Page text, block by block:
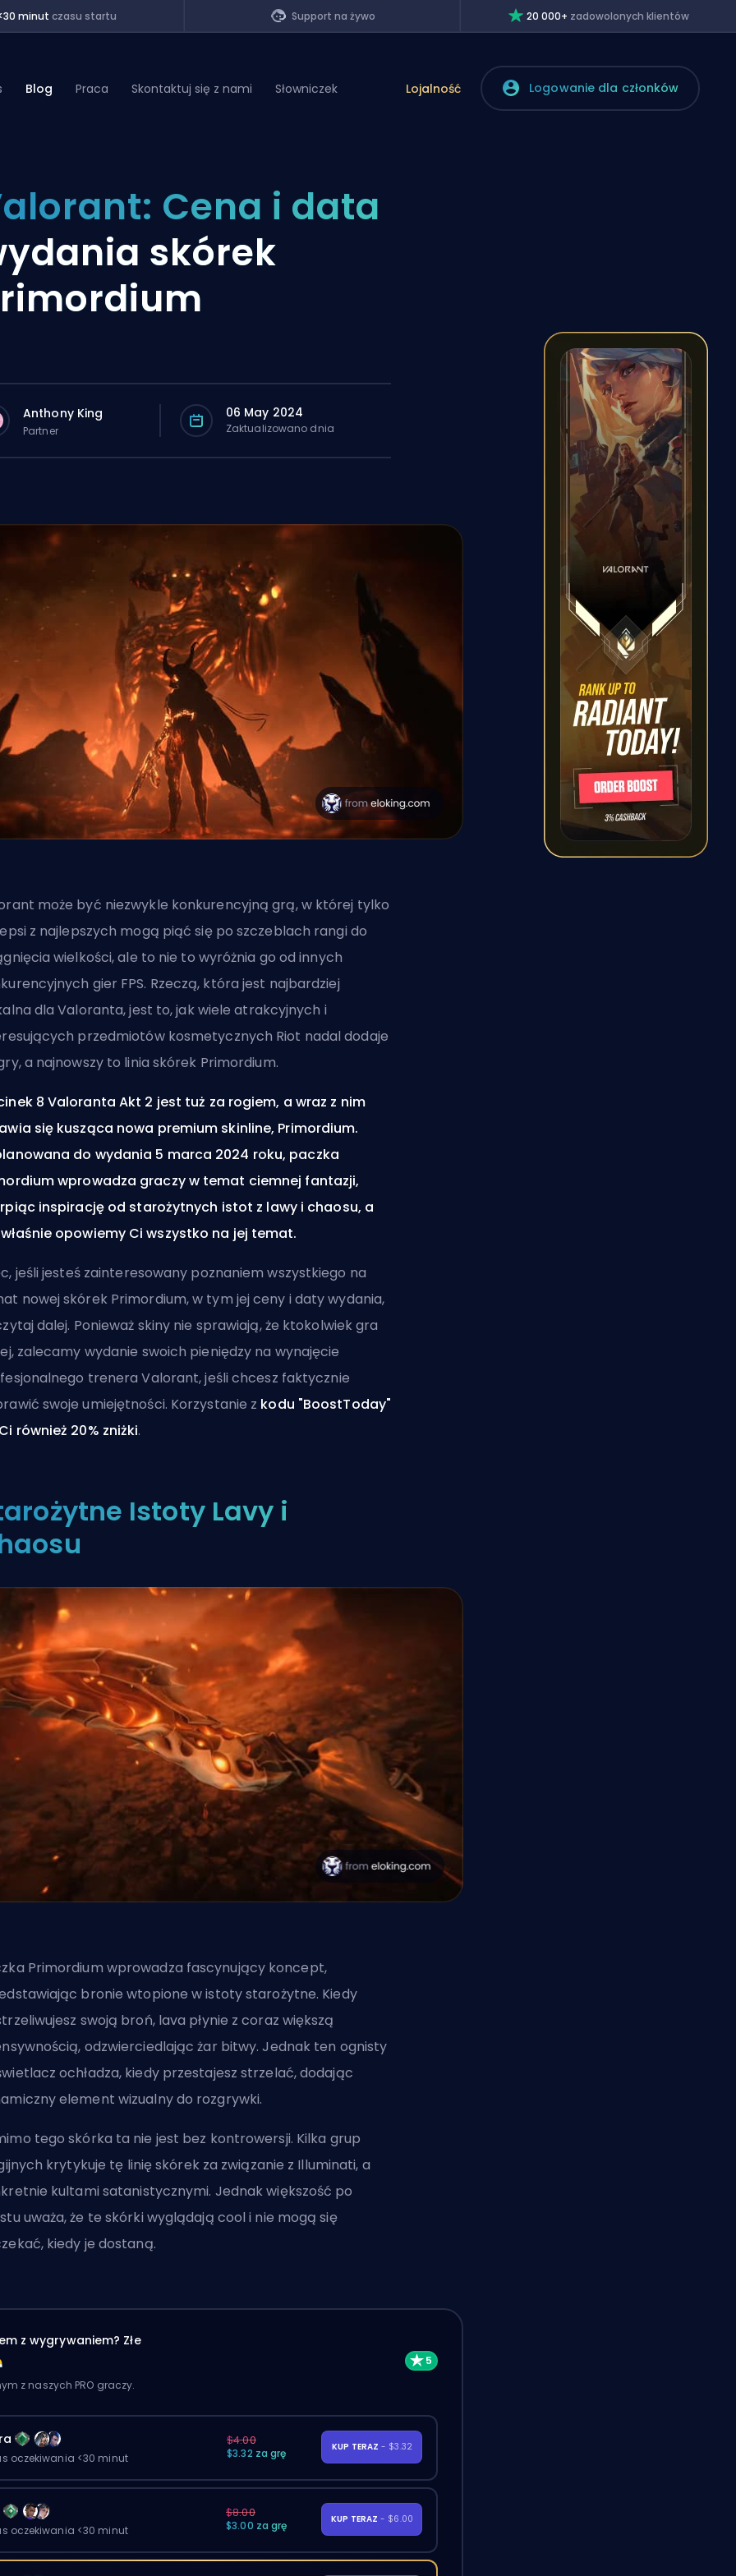
minutczasu startu Support na żywo 20 000+ zadowolonych klientów
Blog Praca Skontaktuj się z nami Słowniczek Lojalność Logowanie dla członków
Cena i data
skórek
Anthony King
Partner
06 May 2024
Zaktualizowano dnia
może być niezwykle konkurencyjną grą, w której tylko
z najlepszych mogą piąć się po szczeblach rangi do
wielkości, ale to nie to wyróżnia go od innych
gier FPS. Rzeczą, która jest najbardziej
dla Valoranta, jest to, jak wiele atrakcyjnych i
przedmiotów kosmetycznych Riot nadal dodaje
a najnowszy to linia skórek Primordium.
8 ValorantaAkt 2 jest tuż za rogiem, a wraz z nim
się kusząca nowa premium skinline, Primordium.
do wydania 5 marca 2024 roku, paczka
wprowadza graczy w temat ciemnej fantazji,
inspirację od starożytnych istot z lawy i chaosu, a
opowiemy Ci wszystko na jej temat.
jeśli jesteś zainteresowany poznaniem wszystkiego na
nowej skórek Primordium, w tym jej ceny i daty wydania,
dalej. Ponieważ skiny nie sprawiają, że ktokolwiek gra
zalecamy wydanie swoich pieniędzy na wynajęcie
trenera Valorant, jeśli chcesz faktycznie
swoje umiejętności. Korzystanie z kodu "BoostToday"
również 20% zniżki.
Istoty Lavy i
Primordium wprowadza fascynujący koncept,
bronie wtopione w istoty starożytne. Kiedy
swoją broń, lava płynie z coraz większą
odzwierciedlając żar bitwy. Jednak ten ognisty
ochładza, kiedy przestajesz strzelać, dodając
element wizualny do rozgrywki.
tego skórka ta nie jest bez kontrowersji. Kilka grup
krytykuje tę linię skórek za związanie z Illuminati, a
kultami satanistycznymi. Jednak większość po
uważa, że te skórki wyglądają cool i nie mogą się
kiedy je dostaną.
z wygrywaniem? Złe
z naszych PRO graczy.
oczekiwania <30 minut
$4.00
$3.32 za grę
KUP TERAZ - $3.32
oczekiwania <30 minut
$8.00
$3.00 za grę
KUP TERAZ - $6.00